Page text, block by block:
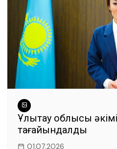
Ұлытау облысы
тағайындалды
01.07.2026